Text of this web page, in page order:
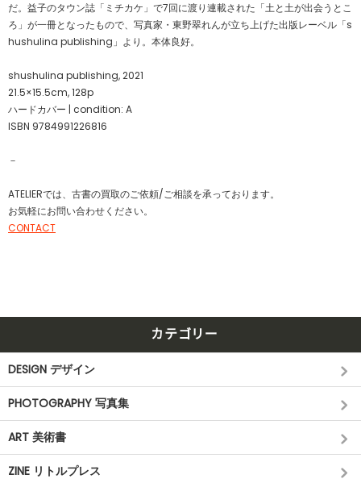
だ。益子のタウン誌「ミチカケ」で7回に渡り連載された「土と土が出会うとこ
ろ」が一冊となったもので、写真家・東野翠れんが立ち上げた出版レーベル「s
hushulina publishing」より。本体良好。
shushulina publishing, 2021
21.5×15.5cm, 128p
ハードカバー | condition: A
ISBN 9784991226816
－
ATELIERでは、古書の買取のご依頼/ご相談を承っております。
お気軽にお問い合わせください。
CONTACT
カテゴリー
DESIGN デザイン
PHOTOGRAPHY 写真集
ART 美術書
ZINE リトルプレス